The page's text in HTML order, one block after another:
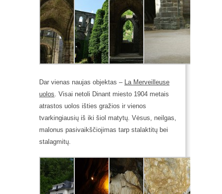
Dar vienas naujas objektas – La Merveilleuse
uolos. Visai netoli Dinant miesto 1904 metais
atrastos uolos išties gražios ir vienos
tvarkingiausių iš iki šiol matytų. Vėsus, neilgas,
malonus pasivaikščiojimas tarp stalaktitų bei
stalagmitų.